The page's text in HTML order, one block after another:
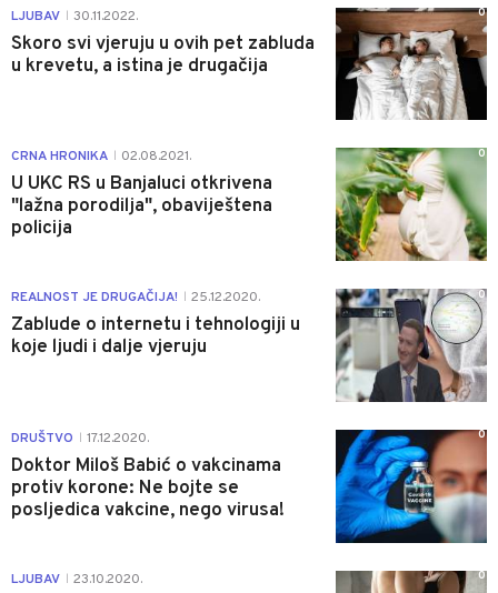
LJUBAV 30.11.2022.
Skoro svi vjeruju u ovih pet zabluda
u krevetu, a istina je drugačija
0
CRNA HRONIKA 02.08.2021.
U UKC RS u Banjaluci otkrivena
"lažna porodilja", obaviještena
policija
0
REALNOST JE DRUGAČIJA! 25.12.2020.
Zablude o internetu i tehnologiji u
koje ljudi i dalje vjeruju
0
DRUŠTVO 17.12.2020.
Doktor Miloš Babić o vakcinama
protiv korone: Ne bojte se
posljedica vakcine, nego virusa!
0
LJUBAV 23.10.2020. 0